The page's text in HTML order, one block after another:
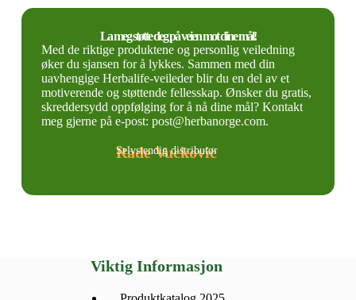
La meg støtte deg på veien mot dine mål!
Med de riktige produktene og personlig veiledning
øker du sjansen for å lykkes. Sammen med din
uavhengige Herbalife-veileder blir du en del av et
motiverende og støttende fellesskap. Ønsker du gratis,
skreddersydd oppfølging for å nå dine mål? Kontakt
meg gjerne på e-post: post@herbanorge.com.
Rade Vuckovic
Selvstendig distributør
Viktig Informasjon